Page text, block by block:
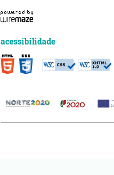
acessibilidade